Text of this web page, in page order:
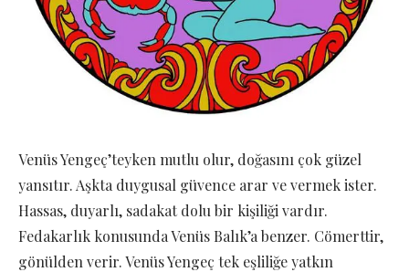
Venüs Yengeç’teyken mutlu olur, doğasını çok güzel
yansıtır. Aşkta duygusal güvence arar ve vermek ister.
Hassas, duyarlı, sadakat dolu bir kişiliği vardır.
Fedakarlık konusunda Venüs Balık’a benzer. Cömerttir,
gönülden verir. Venüs Yengeç tek eşliliğe yatkın